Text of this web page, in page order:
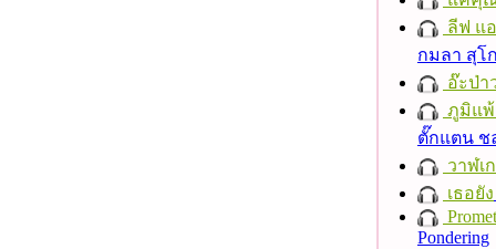
ลีฟ แอ
กมลา สุโ
อ๊ะป่า
ภูมิแพ้
ตั๊กแตน ช
วาฬเ
เธอยัง
Pondering